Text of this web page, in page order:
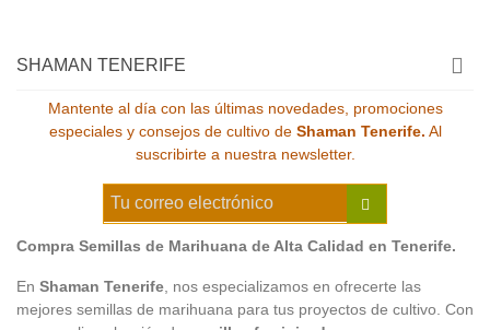
SHAMAN TENERIFE
Mantente al día con las últimas novedades, promociones
especiales y consejos de cultivo de Shaman Tenerife. Al
suscribirte a nuestra newsletter.
Compra Semillas de Marihuana de Alta Calidad en Tenerife.
En Shaman Tenerife , nos especializamos en ofrecerte las
mejores semillas de marihuana para tus proyectos de cultivo. Con